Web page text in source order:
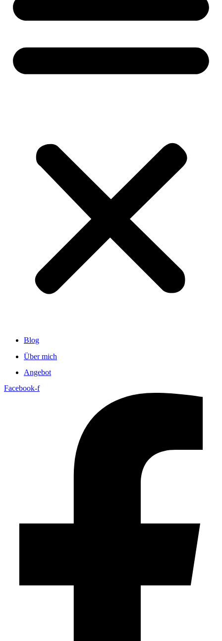
Blog
Über mich
Angebot
Facebook-f